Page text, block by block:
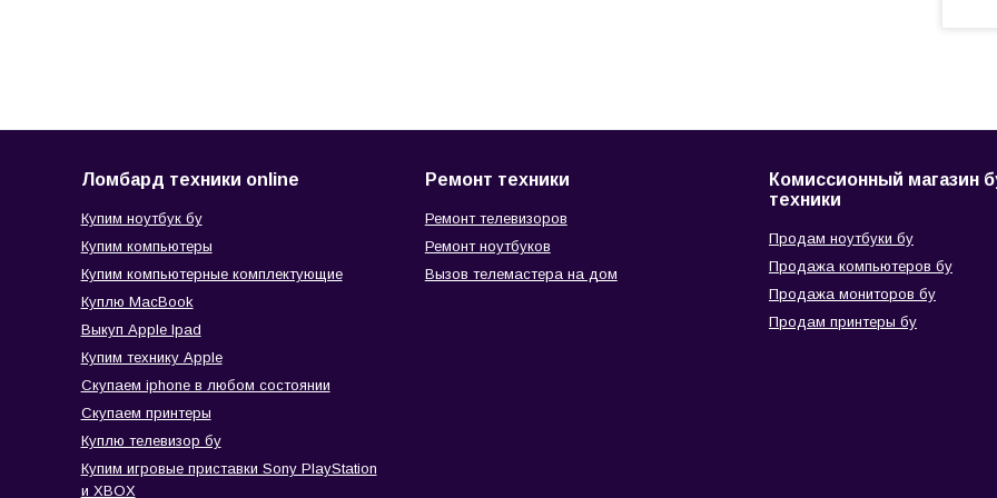
Ломбард техники online
Купим ноутбук бу
Купим компьютеры
Купим компьютерные комплектующие
Куплю MacBook
Выкуп Apple Ipad
Купим технику Apple
Скупаем iphone в любом состоянии
Скупаем принтеры
Куплю телевизор бу
Купим игровые приставки Sony PlayStation
и XBOX
Ремонт техники
Ремонт телевизоров
Ремонт ноутбуков
Вызов телемастера на дом
Комиссионный магазин
техники
Продам ноутбуки бу
Продажа компьютеров бу
Продажа мониторов бу
Продам принтеры бу